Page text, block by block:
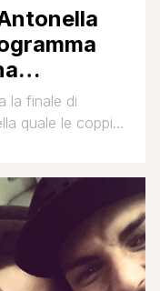
a
la finale di
quale le coppie
dovuto
di trionfare. La
#Cattive formata
e [']